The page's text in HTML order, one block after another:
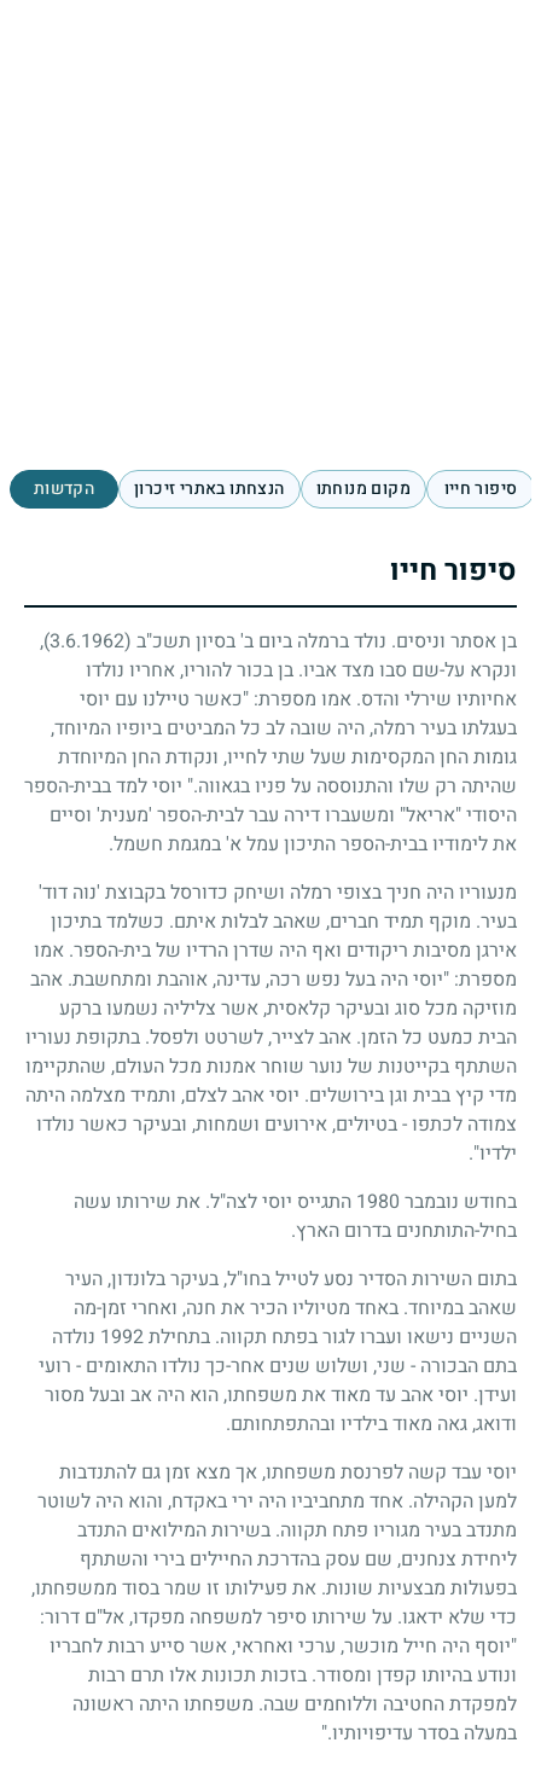
סיפור חייו מקום מנוחתו הנצחתו באתרי זיכרון הקדשות
סיפור חייו
בן אסתר וניסים. נולד ברמלה ביום ב' בסיון תשכ"ב (3.6.1962)
,
ונקרא על-שם סבו מצד אביו. בן בכור להוריו, אחריו נולדו
אחיותיו שירלי והדס. אמו מספרת: "כאשר טיילנו עם יוסי
בעגלתו בעיר רמלה, היה שובה לב כל המביטים ביופיו המיוחד,
גומות החן המקסימות שעל שתי לחייו, ונקודת החן המיוחדת
שהיתה רק שלו והתנוססה על פניו בגאווה." יוסי למד בבית-הספר
היסודי "אריאל" ומשעברו דירה עבר לבית-הספר 'מענית' וסיים
את לימודיו בבית-הספר התיכון עמל א' במגמת חשמל.
מנעוריו היה חניך בצופי רמלה ושיחק כדורסל בקבוצת 'נוה דוד'
בעיר. מוקף תמיד חברים, שאהב לבלות איתם. כשלמד בתיכון
אירגן מסיבות ריקודים ואף היה שדרן הרדיו של בית-הספר. אמו
מספרת: "יוסי היה בעל נפש רכה, עדינה, אוהבת ומתחשבת. אהב
מוזיקה מכל סוג ובעיקר קלאסית, אשר צליליה נשמעו ברקע
הבית כמעט כל הזמן. אהב לצייר, לשרטט ולפסל. בתקופת נעוריו
השתתף בקייטנות של נוער שוחר אמנות מכל העולם, שהתקיימו
מדי קיץ בבית וגן בירושלים. יוסי אהב לצלם, ותמיד מצלמה היתה
צמודה לכתפו - בטיולים, אירועים ושמחות, ובעיקר כאשר נולדו
ילדיו".
בחודש נובמבר 1980 התגייס יוסי לצה"ל. את שירותו עשה
בחיל-התותחנים בדרום הארץ.
בתום השירות הסדיר נסע לטייל בחו"ל, בעיקר בלונדון, העיר
שאהב במיוחד. באחד מטיוליו הכיר את חנה, ואחרי זמן-מה
השניים נישאו ועברו לגור בפתח תקווה. בתחילת1992 נולדה
בתם הבכורה - שני, ושלוש שנים אחר-כך נולדו התאומים - רועי
ועידן. יוסי אהב עד מאוד את משפחתו, הוא היה אב ובעל מסור
ודואג, גאה מאוד בילדיו ובהתפתחותם.
יוסי עבד קשה לפרנסת משפחתו, אך מצא זמן גם להתנדבות
למען הקהילה. אחד מתחביביו היה ירי באקדח, והוא היה לשוטר
מתנדב בעיר מגוריו פתח תקווה. בשירות המילואים התנדב
ליחידת צנחנים, שם עסק בהדרכת החיילים בירי והשתתף
בפעולות מבצעיות שונות. את פעילותו זו שמר בסוד ממשפחתו,
כדי שלא ידאגו. על שירותו סיפר למשפחה מפקדו, אל"ם דרור:
"יוסף היה חייל מוכשר, ערכי ואחראי, אשר סייע רבות לחבריו
ונודע בהיותו קפדן ומסודר. בזכות תכונות אלו תרם רבות
למפקדת החטיבה וללוחמים שבה. משפחתו היתה ראשונה
במעלה בסדר עדיפויותיו."